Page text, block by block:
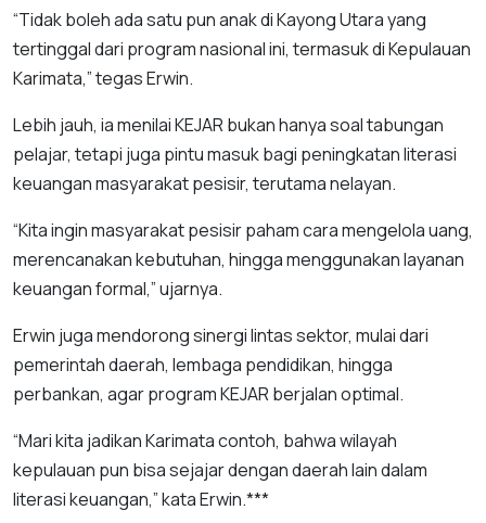
“Tidak boleh ada satu pun anak di Kayong Utara yang
tertinggal dari program nasional ini, termasuk di Kepulauan
Karimata,” tegas Erwin.
Lebih jauh, ia menilai KEJAR bukan hanya soal tabungan
pelajar, tetapi juga pintu masuk bagi peningkatan literasi
keuangan masyarakat pesisir, terutama nelayan.
“Kita ingin masyarakat pesisir paham cara mengelola uang,
merencanakan kebutuhan, hingga menggunakan layanan
keuangan formal,” ujarnya.
Erwin juga mendorong sinergi lintas sektor, mulai dari
pemerintah daerah, lembaga pendidikan, hingga
perbankan, agar program KEJAR berjalan optimal.
“Mari kita jadikan Karimata contoh, bahwa wilayah
kepulauan pun bisa sejajar dengan daerah lain dalam
literasi keuangan,” kata Erwin.***